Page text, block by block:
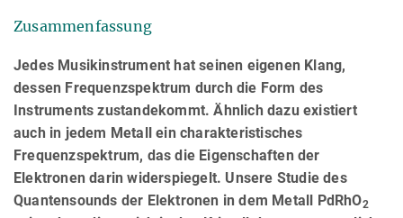
Zusammenfassung
Jedes Musikinstrument hat seinen eigenen Klang,
dessen Frequenzspektrum durch die Form des
Instruments zustandekommt. Ähnlich dazu existiert
auch in jedem Metall ein charakteristisches
Frequenzspektrum, das die Eigenschaften der
Elektronen darin widerspiegelt. Unsere Studie des
Quantensounds der Elektronen in dem Metall PdRhO2